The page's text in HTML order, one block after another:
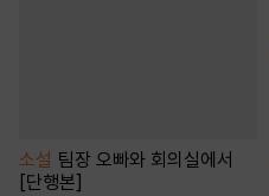
소설 팀장 오빠와 회의실에서
[단행본]